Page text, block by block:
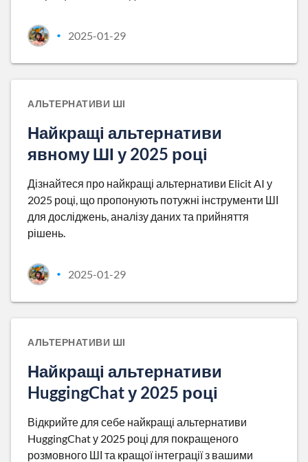
• 2025-01-29
АЛЬТЕРНАТИВИ ШІ
Найкращі альтернативи
явному ШІ у 2025 році
Дізнайтеся про найкращі альтернативи Elicit AI у
2025 році, що пропонують потужні інструменти ШІ
для досліджень, аналізу даних та прийняття
рішень.
• 2025-01-29
АЛЬТЕРНАТИВИ ШІ
Найкращі альтернативи
HuggingChat у 2025 році
Відкрийте для себе найкращі альтернативи
HuggingChat у 2025 році для покращеного
розмовного ШІ та кращої інтеграції з вашими